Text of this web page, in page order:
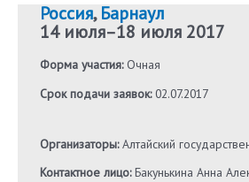
Россия,Барнаул
14 июля–18 июля 2017
Форма участия:Очная
Срок подачи заявок:02.07.2017
Организаторы:Алтайский
Контактное лицо:Бакунькина Анна